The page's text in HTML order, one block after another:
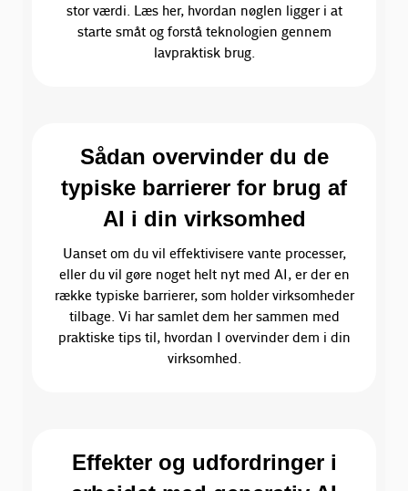
stor værdi. Læs her, hvordan nøglen ligger i at
starte småt og forstå teknologien gennem
lavpraktisk brug.
Sådan overvinder du de
typiske barrierer for brug af
AI i din virksomhed
Uanset om du vil effektivisere vante processer,
eller du vil gøre noget helt nyt med AI, er der en
række typiske barrierer, som holder virksomheder
tilbage. Vi har samlet dem her sammen med
praktiske tips til, hvordan I overvinder dem i din
virksomhed.
Effekter og udfordringer i